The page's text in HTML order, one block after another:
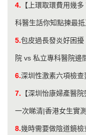
4. 【上環取環費用幾
科醫生話你知點揀最
5.包皮過長發炎好困
院 vs 私立專科醫院邊
6.深圳性激素六項檢
7. 【深圳怡康婦產醫
一次睇清|香港女生實測
8.幾時需要做陰道鏡